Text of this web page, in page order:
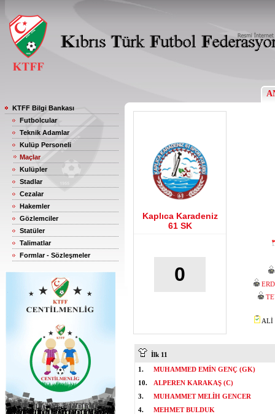
KTFF Bilgi Bankası
Futbolcular
Teknik Adamlar
Kulüp Personeli
Maçlar
Kulüpler
Stadlar
Cezalar
Hakemler
Gözlemciler
Statüler
Talimatlar
Formlar - Sözleşmeler
Kaplıca Karadeniz
61 SK
0
ALİ
İlk 11
1.
MUHAMMED EMİN GENÇ (GK)
10.
ALPEREN KARAKAŞ (C)
3.
MUHAMMET MELİH GENCER
4.
MEHMET BULDUK